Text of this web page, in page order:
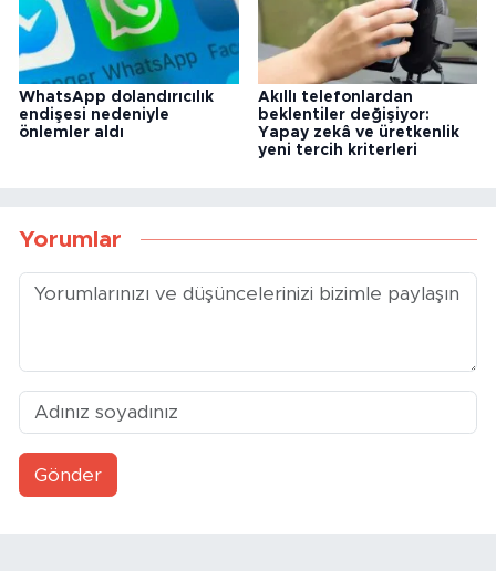
WhatsApp dolandırıcılık
endişesi nedeniyle
önlemler aldı
Akıllı telefonlardan
beklentiler değişiyor:
Yapay zekâ ve üretkenlik
yeni tercih kriterleri
Yorumlar
Gönder